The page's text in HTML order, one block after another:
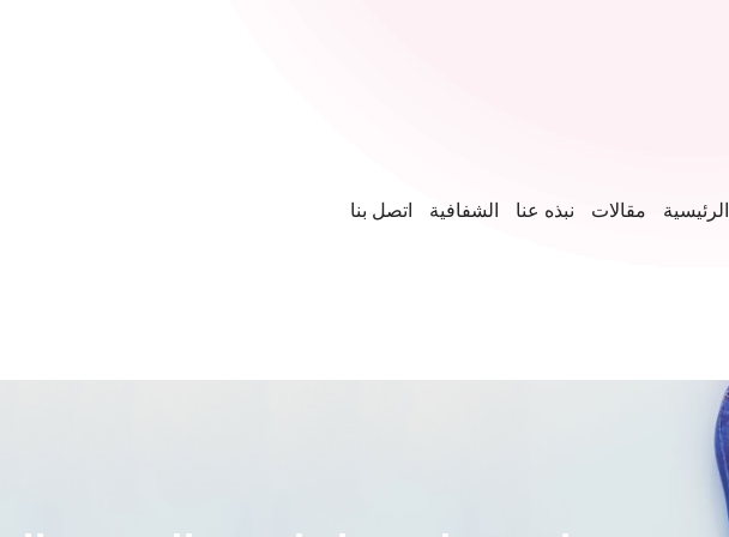
الرئيسية مقالات نبذه عنا الشفافية اتصل بنا